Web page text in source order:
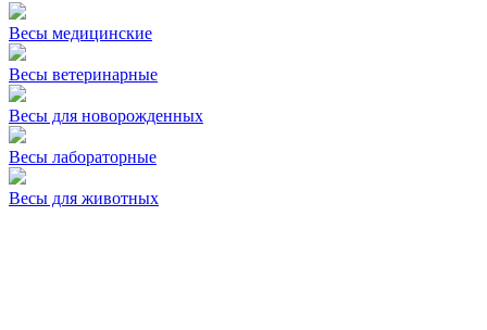
Весы медицинские
Весы ветеринарные
Весы для новорожденных
Весы лабораторные
Весы для животных